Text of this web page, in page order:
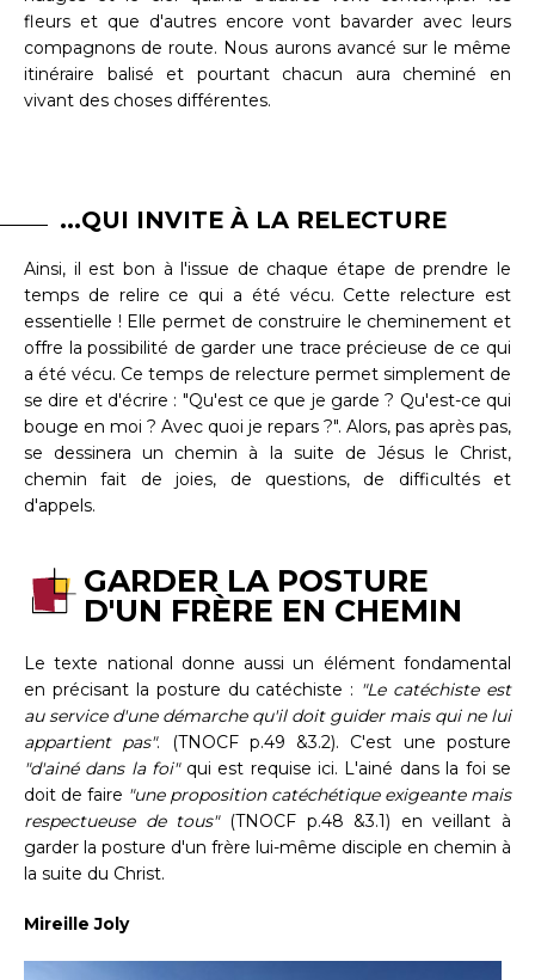
fleurs et que d'autres encore vont bavarder avec leurs
compagnons de route. Nous aurons avancé sur le même
itinéraire balisé et pourtant chacun aura cheminé en
vivant des choses différentes.
...QUI INVITE À LA RELECTURE
Ainsi, il est bon à l'issue de chaque étape de prendre le
temps de relire ce qui a été vécu. Cette relecture est
essentielle ! Elle permet de construire le cheminement et
offre la possibilité de garder une trace précieuse de ce qui
a été vécu. Ce temps de relecture permet simplement de
se dire et d'écrire : "Qu'est ce que je garde ? Qu'est-ce qui
bouge en moi ? Avec quoi je repars ?". Alors, pas après pas,
se dessinera un chemin à la suite de Jésus le Christ,
chemin fait de joies, de questions, de difficultés et
d'appels.
GARDER LA POSTURE
D'UN FRÈRE EN CHEMIN
Le texte national donne aussi un élément fondamental
en précisant la posture du catéchiste : "Le catéchiste est
au service d'une démarche qu'il doit guider mais qui ne lui
appartient pas". (TNOCF p.49 &3.2). C'est une posture
"d'ainé dans la foi"qui est requise ici. L'ainé dans la foi se
doit de faire "une proposition catéchétique exigeante mais
respectueuse de tous"(TNOCF p.48 &3.1) en veillant à
garder la posture d'un frère lui-même disciple en chemin à
la suite du Christ.
Mireille Joly